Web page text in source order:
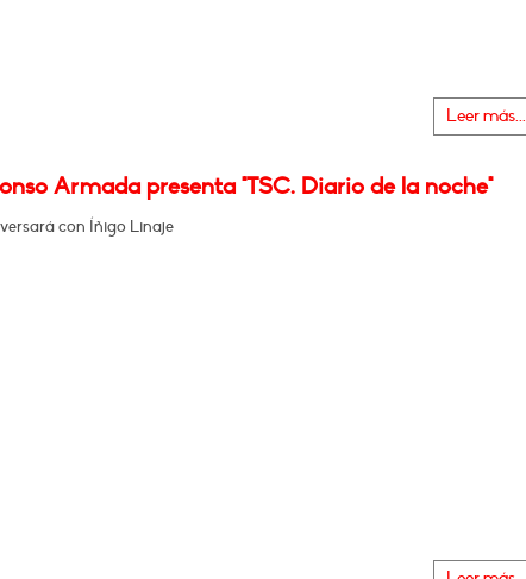
Leer más...
Armada presenta "TSC. Diario de la noche"
con Íñigo Linaje